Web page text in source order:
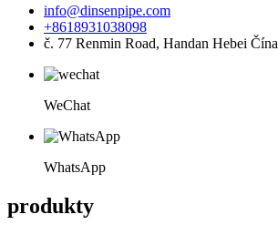
info@dinsenpipe.com
+8618931038098
č. 77 Renmin Road, Handan Hebei Čína
WeChat
WhatsApp
produkty